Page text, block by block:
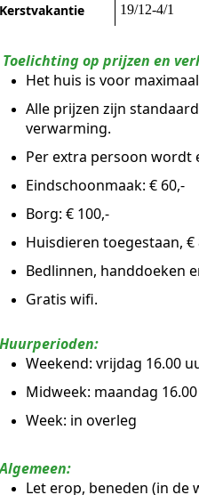
Kerstvakantie 19/12-4/1
Toelichting op prijzen en
Het huis is voor
Alle prijzen zijn
verwarming.
Per extra persoon wordt
Eindschoonmaak: € 60,-
Borg: € 100,-
Huisdieren toegestaan, €
Bedlinnen, handdoeken
Gratis wifi.
Huurperioden:
Weekend: vrijdag 16.00
Midweek: maandag
Week: in overleg
Let erop, beneden (in de